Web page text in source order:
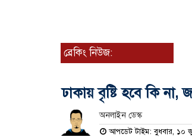
ব্রেকিং নিউজ:
ঢাকায় বৃষ্টি হবে কি
অনলাইন ডেস্ক
আপডেট টাইম: বুধবার, ১০